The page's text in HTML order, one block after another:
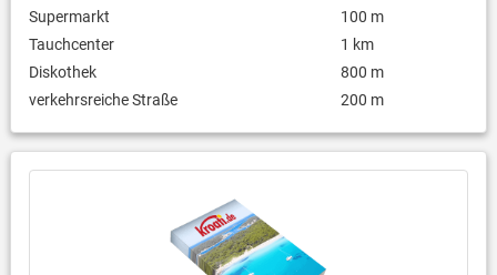
Supermarkt
100 m
Tauchcenter
1 km
Diskothek
800 m
verkehrsreiche Straße
200 m